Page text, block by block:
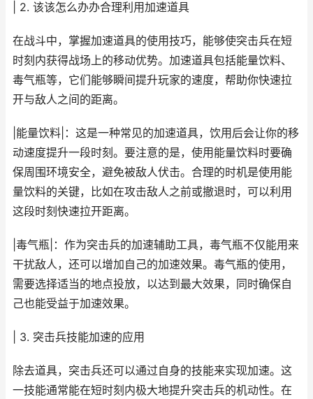
| 2. 该该怎么办办合理利用加速道具
在战斗中，掌握加速道具的使用技巧，能够使突击兵在短
时刻内获得战场上的移动优势。加速道具包括能量饮料、
毒气瓶等，它们能够瞬间提升玩家的速度，帮助你快速拉
开与敌人之间的距离。
|能量饮料|：这是一种常见的加速道具，饮用后会让你的移
动速度提升一段时刻。要注意的是，使用能量饮料时要确
保周围环境安全，避免被敌人伏击。合理的时机是使用能
量饮料的关键，比如在攻击敌人之前或撤退时，可以利用
这段时刻快速拉开距离。
|毒气瓶|：作为突击兵的加速辅助工具，毒气瓶不仅能用来
干扰敌人，还可以增加自己的加速效果。毒气瓶的使用，
需要选择适当的地点投放，以达到最大效果，同时确保自
己也能受益于加速效果。
| 3. 突击兵技能加速的应用
除去道具，突击兵还可以通过自身的技能来实现加速。这
一技能通常能在短时刻内极大地提升突击兵的机动性。在